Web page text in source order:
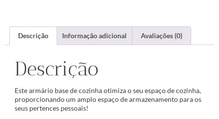
Descrição Informação adicional Avaliações (0)
Descrição
Este armário base de cozinha otimiza o seu espaço de cozinha,
proporcionando um amplo espaço de armazenamento para os
seus pertences pessoais!